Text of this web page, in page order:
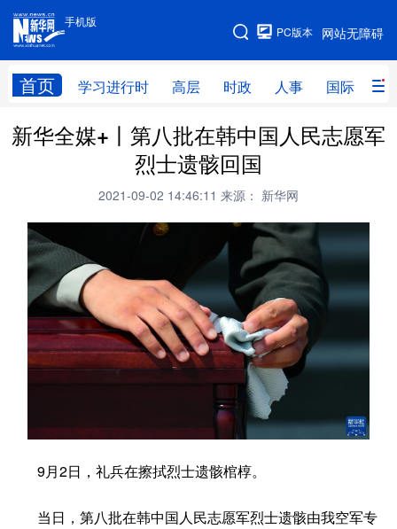
手机版
网站无障碍
PC版本
首页 学习进行时 高层 时政 人事 国际 财
手机版
网站地图
学习进行时 高层 时政 人事
财经 网评
全球连线
科技 量子
文化 书画 健康 军事
访谈 视频 图片
法律 中央文件 金融
信息化
学术中国 乡村振兴 银龄 溯源中国
城市 旅游 能源
新华全媒+丨第八批在韩中国人民志愿军
烈士遗骸回国
2021-09-02 14:46:11 来源： 新华网
9月2日，礼兵在擦拭烈士遗骸棺椁。
当日，第八批在韩中国人民志愿军烈士遗骸由我空军专